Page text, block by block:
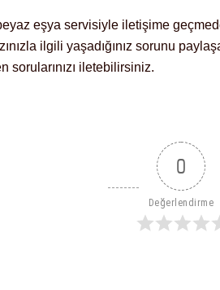
eşya servisiyle iletişime
ilgili yaşadığınız sorunu
sorularınızı iletebilirsiniz.
0
Değerlendirme